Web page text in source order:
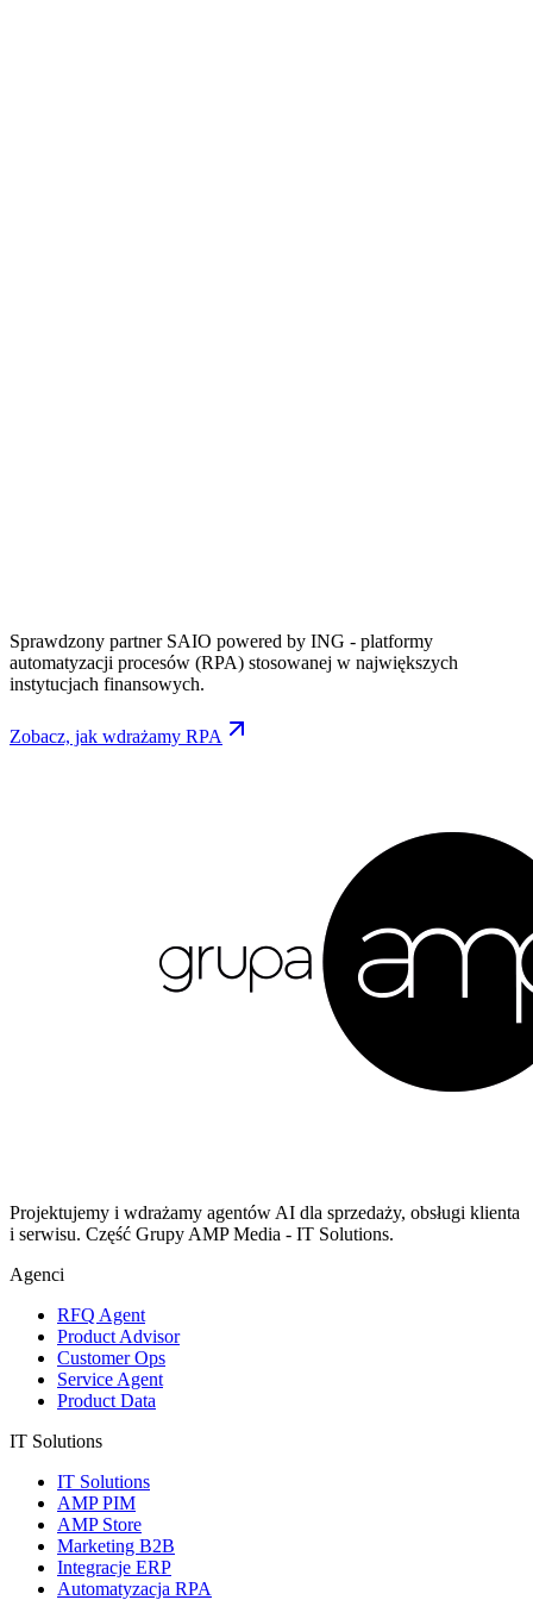
Sprawdzony partner SAIO powered by ING - platformy
automatyzacji procesów (RPA) stosowanej w największych
instytucjach finansowych.
Zobacz, jak wdrażamy RPA
Projektujemy i wdrażamy agentów AI dla sprzedaży, obsługi klienta
i serwisu. Część Grupy AMP Media - IT Solutions.
Agenci
RFQ Agent
Product Advisor
Customer Ops
Service Agent
Product Data
IT Solutions
IT Solutions
AMP PIM
AMP Store
Marketing B2B
Integracje ERP
Automatyzacja RPA